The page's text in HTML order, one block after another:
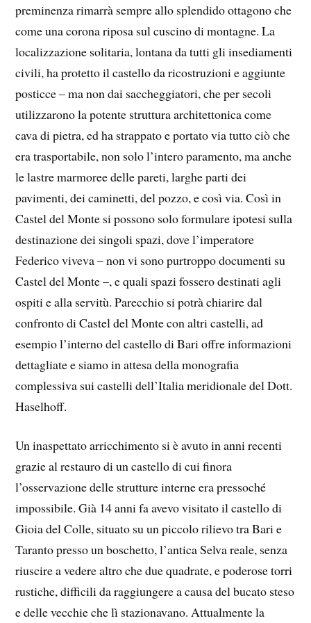
preminenza rimarrà sempre allo splendido ottagono che
come una corona riposa sul cuscino di montagne. La
localizzazione solitaria, lontana da tutti gli insediamenti
civili, ha protetto il castello da ricostruzioni e aggiunte
posticce – ma non dai saccheggiatori, che per secoli
utilizzarono la potente struttura architettonica come
cava di pietra, ed ha strappato e portato via tutto ciò che
era trasportabile, non solo l’intero paramento, ma anche
le lastre marmoree delle pareti, larghe parti dei
pavimenti, dei caminetti, del pozzo, e così via. Così in
Castel del Monte si possono solo formulare ipotesi sulla
destinazione dei singoli spazi, dove l’imperatore
Federico viveva – non vi sono purtroppo documenti su
Castel del Monte –, e quali spazi fossero destinati agli
ospiti e alla servitù. Parecchio si potrà chiarire dal
confronto di Castel del Monte con altri castelli, ad
esempio l’interno del castello di Bari offre informazioni
dettagliate e siamo in attesa della monografia
complessiva sui castelli dell’Italia meridionale del Dott.
Haselhoff.
Un inaspettato arricchimento si è avuto in anni recenti
grazie al restauro di un castello di cui finora
l’osservazione delle strutture interne era pressoché
impossibile. Già 14 anni fa avevo visitato il castello di
Gioia del Colle, situato su un piccolo rilievo tra Bari e
Taranto presso un boschetto, l’antica Selva reale, senza
riuscire a vedere altro che due quadrate, e poderose torri
rustiche, difficili da raggiungere a causa del bucato steso
e delle vecchie che lì stazionavano. Attualmente la